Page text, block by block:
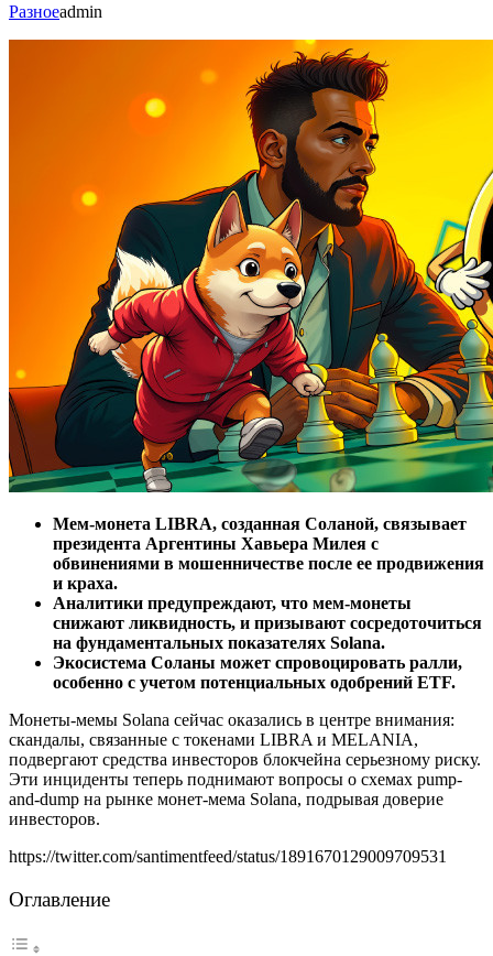
Разноеadmin
Мем-монета LIBRA, созданная Соланой, связывает
президента Аргентины Хавьера Милея с
обвинениями в мошенничестве после ее продвижения
и краха.
Аналитики предупреждают, что мем-монеты
снижают ликвидность, и призывают сосредоточиться
на фундаментальных показателях Solana.
Экосистема Соланы может спровоцировать ралли,
особенно с учетом потенциальных одобрений ETF.
Монеты-мемы Solana сейчас оказались в центре внимания:
скандалы, связанные с токенами LIBRA и MELANIA,
подвергают средства инвесторов блокчейна серьезному риску.
Эти инциденты теперь поднимают вопросы о схемах pump-
and-dump на рынке монет-мема Solana, подрывая доверие
инвесторов.
https://twitter.com/santimentfeed/status/1891670129009709531
Оглавление